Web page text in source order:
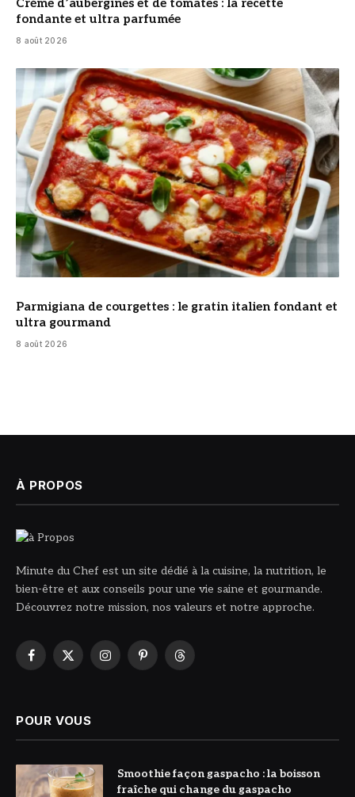
Crème d’aubergines et de tomates : la recette
fondante et ultra parfumée
8 août 2026
© DR
Parmigiana de courgettes : le gratin italien fondant et
ultra gourmand
8 août 2026
À PROPOS
Minute du Chef est un site dédié à la cuisine, la nutrition, le
bien-être et aux conseils pour une vie saine et gourmande.
Découvrez notre mission, nos valeurs et notre approche.
Facebook
X
InstagramPinterestThreads
POUR VOUS
© DR
Smoothie façon gaspacho : la boisson
fraîche qui change du gaspacho